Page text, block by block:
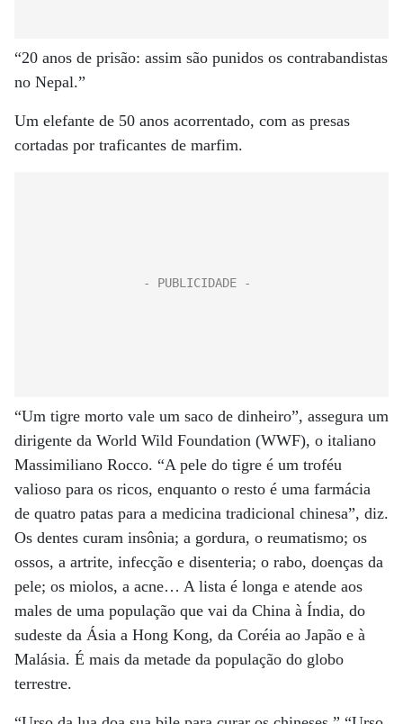
“20 anos de prisão: assim são punidos os contrabandistas
no Nepal.”
Um elefante de 50 anos acorrentado, com as presas
cortadas por traficantes de marfim.
“Um tigre morto vale um saco de dinheiro”, assegura um
dirigente da World Wild Foundation (WWF), o italiano
Massimiliano Rocco. “A pele do tigre é um troféu
valioso para os ricos, enquanto o resto é uma farmácia
de quatro patas para a medicina tradicional chinesa”, diz.
Os dentes curam insônia; a gordura, o reumatismo; os
ossos, a artrite, infecção e disenteria; o rabo, doenças da
pele; os miolos, a acne… A lista é longa e atende aos
males de uma população que vai da China à Índia, do
sudeste da Ásia a Hong Kong, da Coréia ao Japão e à
Malásia. É mais da metade da população do globo
terrestre.